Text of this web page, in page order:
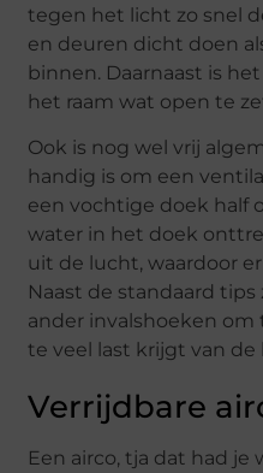
tegen het licht zo snel
en deuren dicht doen
binnen. Daarnaast is
het raam wat open te
Ook is nog wel vrij
handig is om een
een vochtige doek half
water in het doek
uit de lucht, waardoor
Naast de standaard tips
ander invalshoeken
te veel last krijgt van de
Verrijdbare
Een airco, tja dat had je